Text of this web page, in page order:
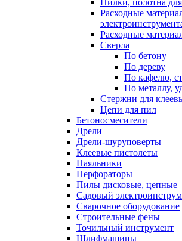
Расходные
Расходные
Сверла
По бетону
По дереву
По кафелю,
По металлу,
Стержни для
Цепи для пил
Бетоносмесители
Дрели
Дрели-шуруповерты
Клеевые пистолеты
Паяльники
Перфораторы
Пилы дисковые, цепные
Садовый
Сварочное оборудование
Строительные фены
Точильный инструмент
Шлифмашины